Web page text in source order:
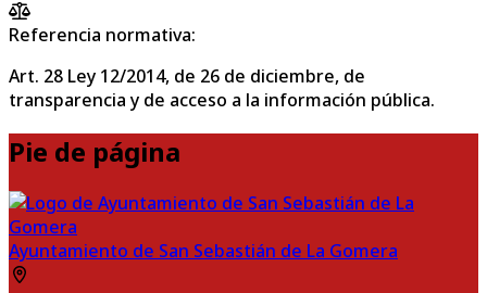
Referencia normativa:
Art. 28 Ley 12/2014, de 26 de diciembre, de
transparencia y de acceso a la información pública.
Pie de página
Ayuntamiento de San Sebastián de La Gomera